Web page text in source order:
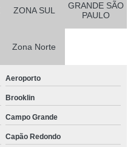
ZONA SUL
GRANDE SÃO
PAULO
Zona Norte
Aeroporto
Brooklin
Campo Grande
Capão Redondo